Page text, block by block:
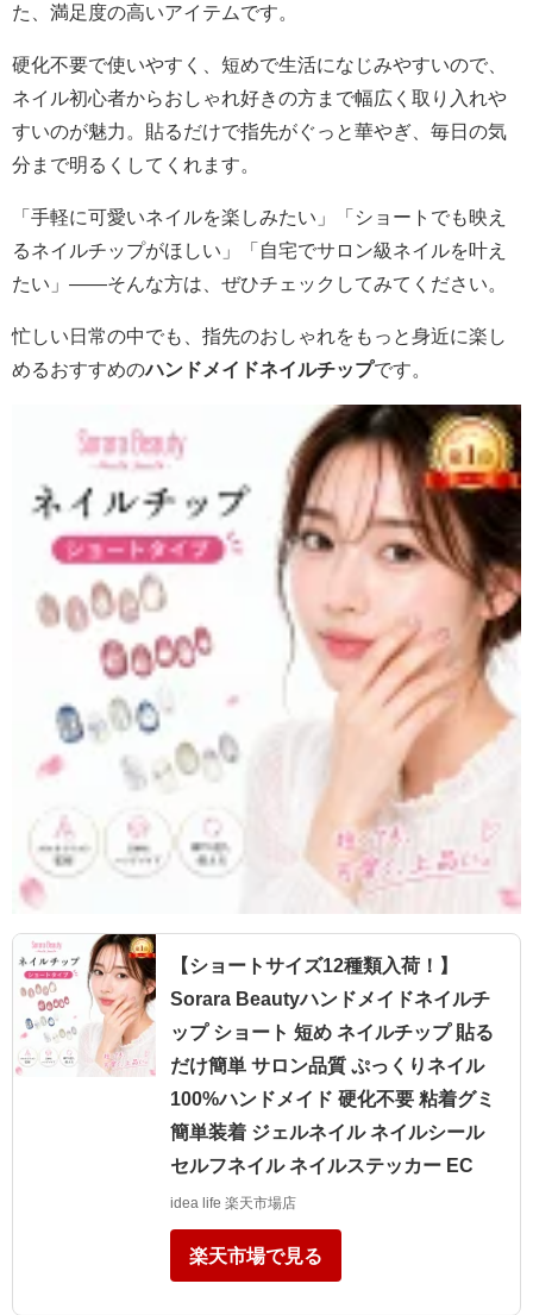
た、満足度の高いアイテムです。
硬化不要で使いやすく、短めで生活になじみやすいので、
ネイル初心者からおしゃれ好きの方まで幅広く取り入れや
すいのが魅力。貼るだけで指先がぐっと華やぎ、毎日の気
分まで明るくしてくれます。
「手軽に可愛いネイルを楽しみたい」「ショートでも映え
るネイルチップがほしい」「自宅でサロン級ネイルを叶え
たい」——そんな方は、ぜひチェックしてみてください。
忙しい日常の中でも、指先のおしゃれをもっと身近に楽し
めるおすすめのハンドメイドネイルチップです。
【ショートサイズ12種類入荷！】
Sorara Beautyハンドメイドネイルチ
ップ ショート 短め ネイルチップ 貼る
だけ簡単 サロン品質 ぷっくりネイル
100%ハンドメイド 硬化不要 粘着グミ
簡単装着 ジェルネイル ネイルシール
セルフネイル ネイルステッカー EC
idea life 楽天市場店
楽天市場で見る